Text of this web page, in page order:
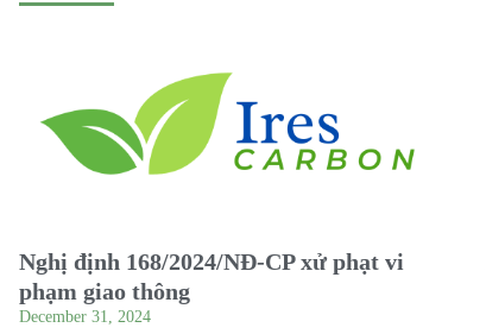
Nghị định 168/2024/NĐ-CP xử phạt vi
phạm giao thông
December 31, 2024